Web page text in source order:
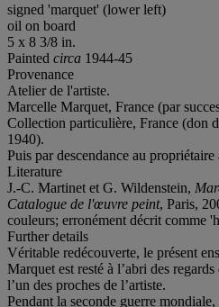
signed 'marquet' (lower left)
oil on board
5 x 8 3/8 in.
Painted circa 1944-45
Provenance
Atelier de l'artiste.
Marcelle Marquet, France (par
Collection particulière, France (don
1940).
Puis par descendance au propriétaire
Literature
J.-C. Martinet et G. Wildenstein,
Catalogue de l'œuvre peint, Paris,
couleurs; erronément décrit comme
Further details
Véritable redécouverte, le présent
Marquet est resté à l’abri des
l’un des proches de l’artiste.
Pendant la seconde guerre